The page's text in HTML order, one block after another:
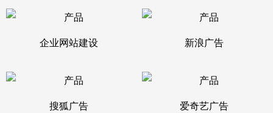
企业网站建设 新浪广告
搜狐广告 爱奇艺广告